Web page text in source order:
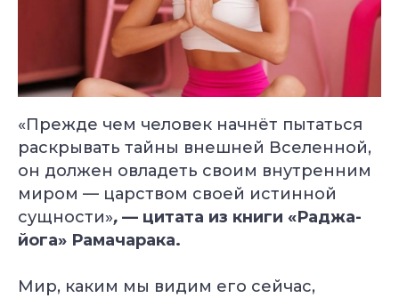
«Прежде чем человек начнёт пытаться
раскрывать тайны внешней Вселенной,
он должен овладеть своим внутренним
миром — царством своей истинной
сущности», — цитата из книги «Раджа-
йога» Рамачарака.
Мир, каким мы видим его сейчас,